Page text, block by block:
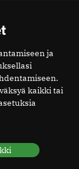
ja
kaikki tai